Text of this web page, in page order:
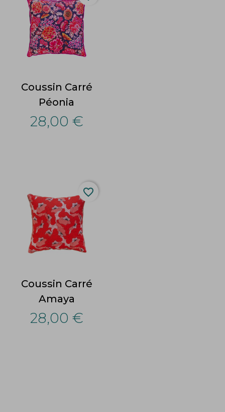
Coussin Carré
Péonia
28,00 €
Coussin Carré
Amaya
28,00 €
favorite_border